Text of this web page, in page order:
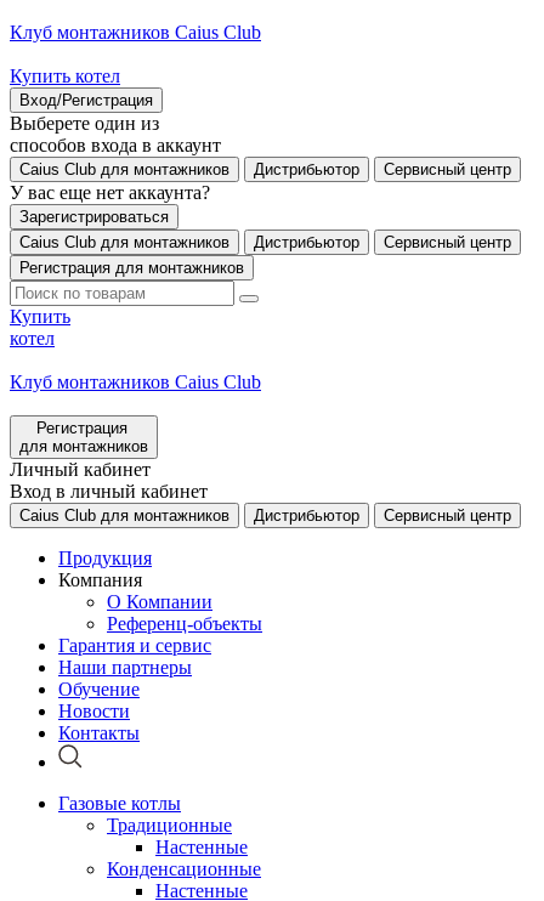
Клуб монтажников Caius Club
Купить котел
Вход/Регистрация
Выберете один из
способов входа в аккаунт
Caius Club для монтажников Дистрибьютор Сервисный центр
У вас еще нет аккаунта?
Зарегистрироваться
Caius Club для монтажников
Дистрибьютор
Сервисный центр
Регистрация для монтажников
Купить
котел
Клуб монтажников Caius Club
Регистрация
для монтажников
Личный кабинет
Вход в личный кабинет
Caius Club для монтажников Дистрибьютор Сервисный центр
Продукция
Компания
О Компании
Референц-объекты
Гарантия и сервис
Наши партнеры
Обучение
Новости
Контакты
Газовые котлы
Традиционные
Настенные
Конденсационные
Настенные